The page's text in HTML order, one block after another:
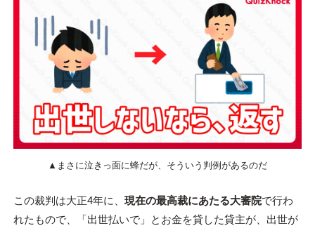
▲まさに泣きっ面に蜂だが、そういう判例があるのだ
この裁判は大正4年に、 現在の最高裁にあたる大審院で行わ
れたもので、「出世払いで」とお金を貸した貸主が、出世が